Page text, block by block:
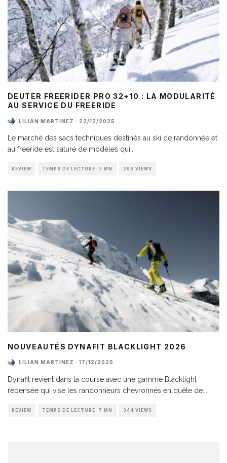
DEUTER FREERIDER PRO 32+10 : LA MODULARITÉ
AU SERVICE DU FREERIDE
LILIAN MARTINEZ · 22/12/2025
Le marché des sacs techniques destinés au ski de randonnée et
au freeride est saturé de modèles qui
REVIEW TEMPS DE LECTURE: 7 MN 206 VIEWS
NOUVEAUTÉS DYNAFIT BLACKLIGHT 2026
LILIAN MARTINEZ · 17/12/2025
Dynafit revient dans la course avec une gamme Blacklight
repensée qui vise les randonneurs chevronnés en quête de
REVIEW TEMPS DE LECTURE: 7 MN 344 VIEWS